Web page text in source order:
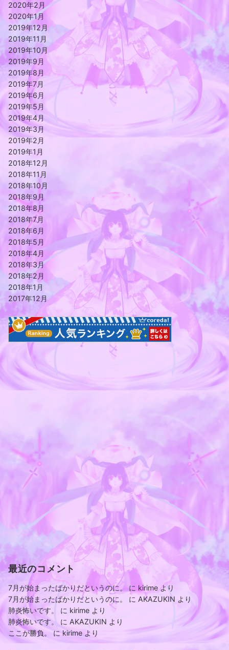
2020年2月
2020年1月
2019年12月
2019年11月
2019年10月
2019年9月
2019年8月
2019年7月
2019年6月
2019年5月
2019年4月
2019年3月
2019年2月
2019年1月
2018年12月
2018年11月
2018年10月
2018年9月
2018年8月
2018年7月
2018年6月
2018年5月
2018年4月
2018年3月
2018年2月
2018年1月
2017年12月
最近のコメント
7月が始まったばかりだというのに。 に kirimeより
7月が始まったばかりだというのに。
に AKAZUKIN より
肺炎怖いです。
に kirime より
肺炎怖いです。 に AKAZUKIN より
ここが勝負。
に kirime より